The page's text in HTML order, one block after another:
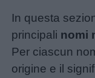
In questa
principali nomi
Per ciascun
origine e il